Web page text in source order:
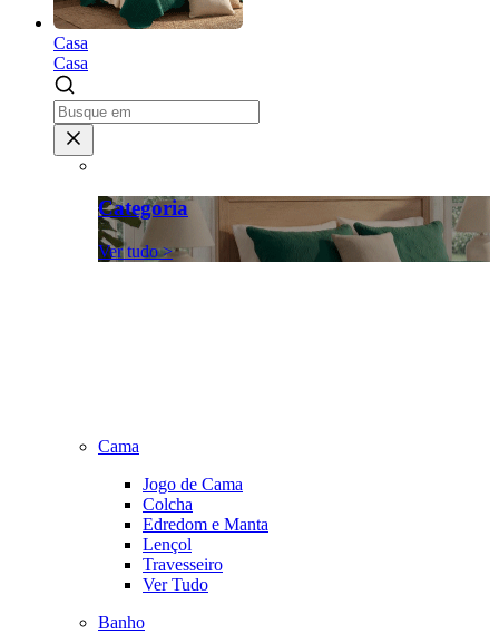
Casa
Casa
Categoria
Ver tudo >
Cama
Jogo de Cama
Colcha
Edredom e Manta
Lençol
Travesseiro
Ver Tudo
Banho